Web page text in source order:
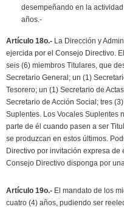
desempeñando en la
años.-
Artículo 18o.- La Dirección y
ejercida por el Consejo Directivo.
seis (6) miembros Titulares, que
Secretario General; un (1)
Tesorero; un (1) Secretario de
Secretario de Acción Social; tres
Suplentes. Los Vocales Suplentes
parte de él cuando pasen a ser
se produzcan en estos últimos.
Directivo por invitación expresa de
Consejo Directivo disponga por
Artículo 19o.- El mandato de los
cuatro (4) años, pudiendo ser